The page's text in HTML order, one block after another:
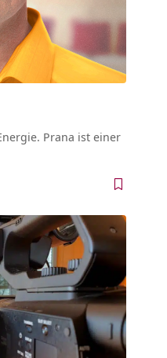
Prana ist einer